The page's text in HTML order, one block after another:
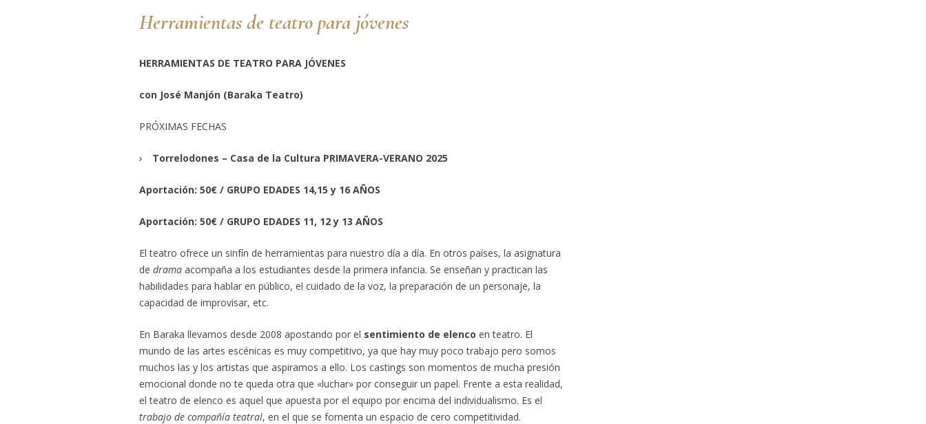
Herramientas de teatro para jóvenes
HERRAMIENTAS DE TEATRO PARA JÓVENES
con José Manjón (Baraka Teatro)
PRÓXIMAS FECHAS
Torrelodones – Casa de la Cultura PRIMAVERA-VERANO 2025
Aportación: 50€ / GRUPO EDADES 14,15 y 16 AÑOS
Aportación: 50€ / GRUPO EDADES 11, 12 y 13 AÑOS
El teatro ofrece un sinfín de herramientas para nuestro día a día. En otros países, la asignatura
de dramaacompaña a los estudiantes desde la primera infancia. Se enseñan y practican las
habilidades para hablar en público, el cuidado de la voz, la preparación de un personaje, la
capacidad de improvisar, etc.
En Baraka llevamos desde 2008 apostando por el sentimiento de elenco en teatro. El
mundo de las artes escénicas es muy competitivo, ya que hay muy poco trabajo pero somos
muchos las y los artistas que aspiramos a ello. Los castings son momentos de mucha presión
emocional donde no te queda otra que «luchar» por conseguir un papel. Frente a esta realidad,
el teatro de elenco es aquel que apuesta por el equipo por encima del individualismo. Es el
trabajo de compañía teatral, en el que se fomenta un espacio de cero competitividad.